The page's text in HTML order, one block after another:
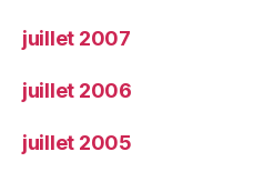
juillet 2007
juillet 2006
juillet 2005